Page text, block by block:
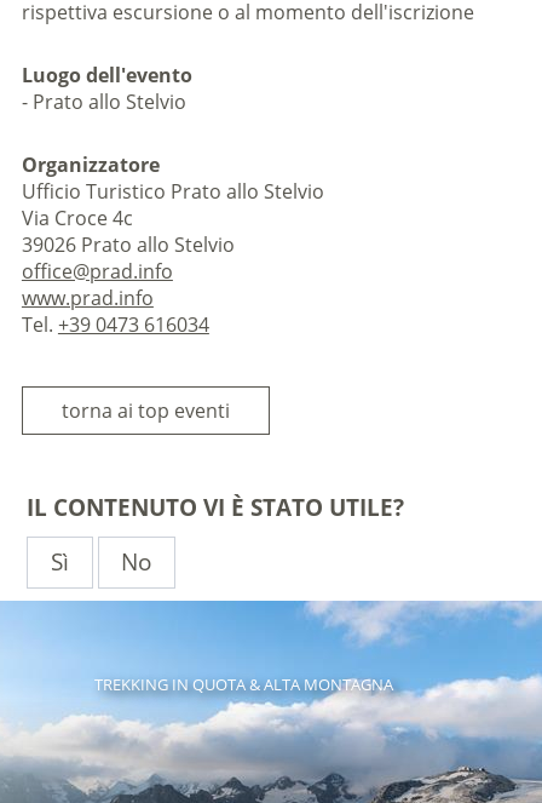
rispettiva escursione o al momento dell'iscrizione
Luogo dell'evento
- Prato allo Stelvio
Organizzatore
Ufficio Turistico Prato allo Stelvio
Via Croce 4c
39026 Prato allo Stelvio
office@prad.info
www.prad.info
Tel. +39 0473 616034
torna ai top eventi
IL CONTENUTO VI È STATO UTILE?
Sì
No
TREKKING IN QUOTA & ALTA MONTAGNA